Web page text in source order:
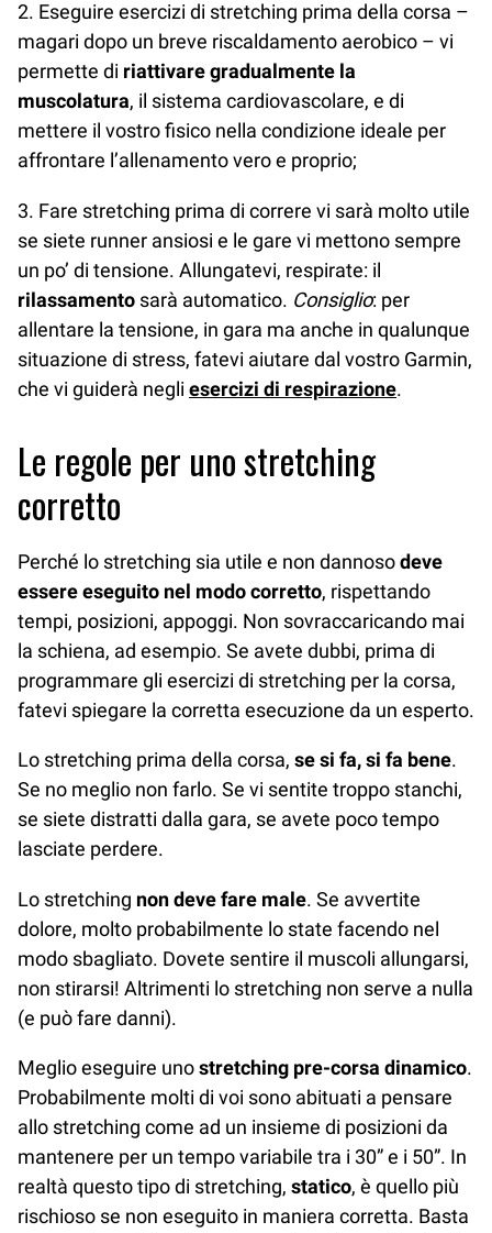
2. Eseguire esercizi di stretching prima della corsa –
magari dopo un breve riscaldamento aerobico – vi
permette di riattivare gradualmente la
muscolatura, il sistema cardiovascolare, e di
mettere il vostro fisico nella condizione ideale per
affrontare l’allenamento vero e proprio;
3. Fare stretching prima di correre vi sarà molto utile
se siete runner ansiosi e le gare vi mettono sempre
un po’ di tensione. Allungatevi, respirate: il
rilassamento sarà automatico. Consiglio: per
allentare la tensione, in gara ma anche in qualunque
situazione di stress, fatevi aiutare dal vostro Garmin,
che vi guiderà negli esercizi di respirazione.
Le regole per uno stretching
corretto
Perché lo stretching sia utile e non dannosodeve
essere eseguito nel modo corretto, rispettando
tempi, posizioni, appoggi. Non sovraccaricando mai
la schiena, ad esempio. Se avete dubbi, prima di
programmare gli esercizi di stretching per la corsa,
fatevi spiegare la corretta esecuzione da un esperto.
Lo stretching prima della corsa, se si fa, si fa bene.
Se no meglio non farlo. Se vi sentite troppo stanchi,
se siete distratti dalla gara, se avete poco tempo
lasciate perdere.
Lo stretching non deve fare male. Se avvertite
dolore, molto probabilmente lo state facendo nel
modo sbagliato. Dovete sentire il muscoli allungarsi,
non stirarsi! Altrimenti lo stretching non serve a nulla
(e può fare danni).
Meglio eseguire unostretching pre-corsa dinamico.
Probabilmente molti di voi sono abituati a pensare
allo stretching come ad un insieme di posizioni da
mantenere per un tempo variabile tra i 30” e i 50”. In
realtà questo tipo di stretching, statico, è quello più
rischioso se non eseguito in maniera corretta. Basta